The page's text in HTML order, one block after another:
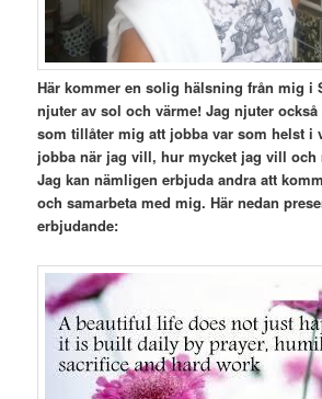
Här kommer en solig hälsning från mig i
njuter av sol och värme! Jag njuter
som tillåter mig att jobba var som helst i
jobba när jag vill, hur mycket jag vill
Jag kan nämligen erbjuda andra att
och samarbeta med mig. Här nedan
erbjudande: